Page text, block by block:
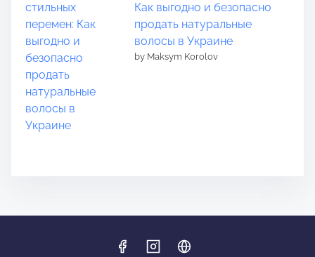
Как выгодно и безопасно
продать натуральные
волосы в Украине
by Maksym Korolov